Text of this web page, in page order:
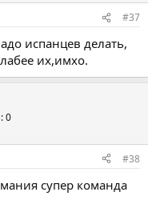
#37
испанцев делать,
их,имхо.
0
#38
супер команда